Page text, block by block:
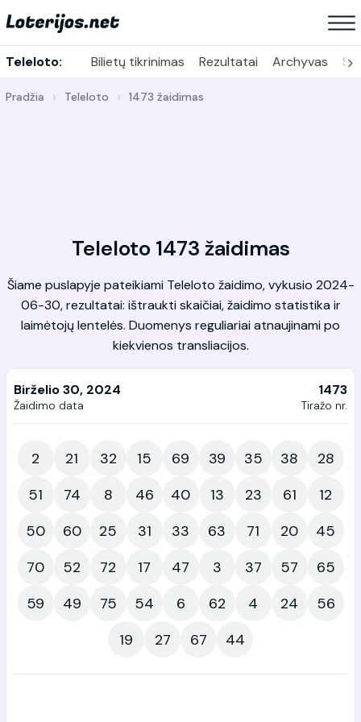
Teleloto: Bilietų tikrinimas Rezultatai Archyvas ›
Pradžia Teleloto 1473 žaidimas
Teleloto 1473 žaidimas
Šiame puslapyje pateikiami Teleloto žaidimo, vykusio 2024-
06-30, rezultatai: ištraukti skaičiai, žaidimo statistika ir
laimėtojų lentelės. Duomenys reguliariai atnaujinami po
kiekvienos transliacijos.
Birželio 30, 2024
Žaidimo data
1473
Tiražo nr.
2 21 32 15 69 39 35 38
28
51
74 8 46 40 13 23 61
12
50
60 25 31 33 63 71 20
45
70
52 72 17 47 3 37 57
65
59
49 75 54 6 62 4 24
56
19
27 67 44